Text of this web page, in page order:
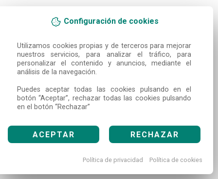
Configuración de cookies
Utilizamos cookies propias y de terceros para mejorar
nuestros servicios, para analizar el tráfico, para
personalizar el contenido y anuncios, mediante el
análisis de la navegación.
Puedes aceptar todas las cookies pulsando en el
botón “Aceptar”, rechazar todas las cookies pulsando
en el botón “Rechazar”
ACEPTAR RECHAZAR
Política de privacidad Política de cookies